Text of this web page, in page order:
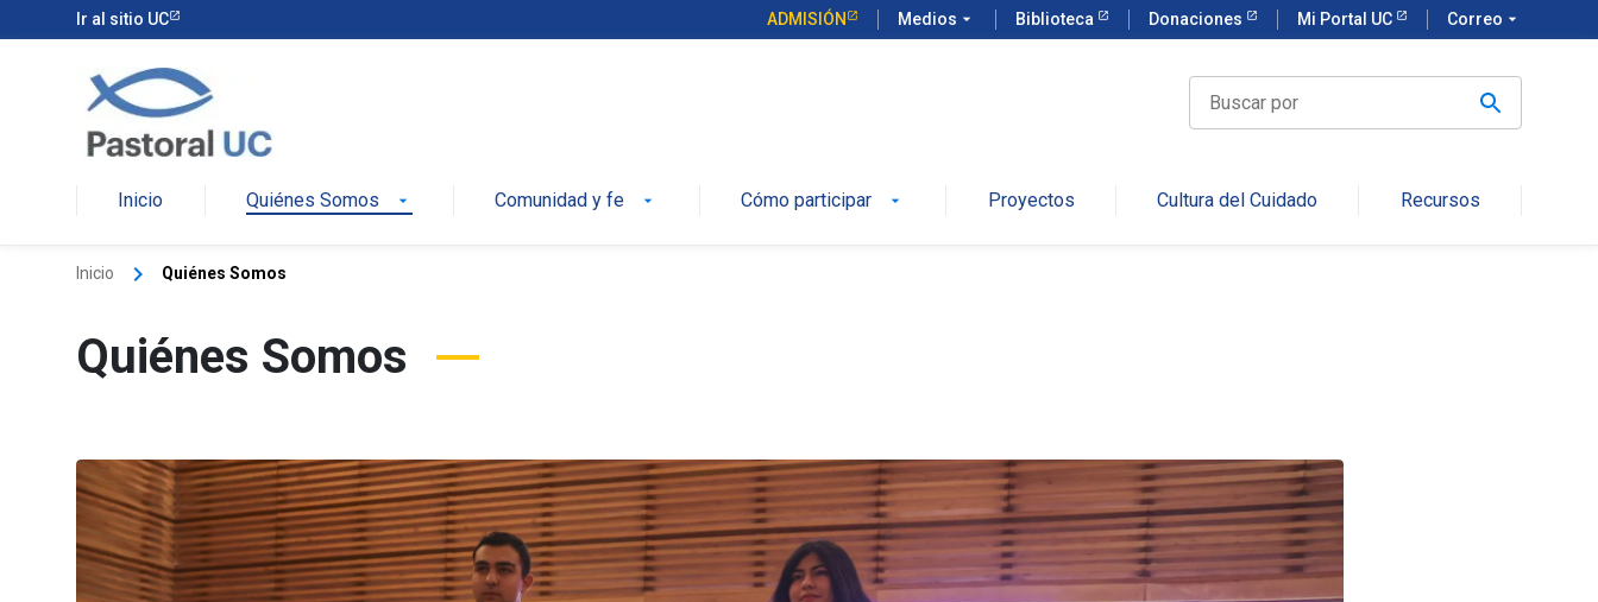
Ir al sitio UC ADMISIÓN Medios arrow_drop_down Biblioteca Donaciones Mi Portal UC Correo arrow_drop_down
por
Inicio Quiénes Somos arrow_drop_down Comunidad y fe arrow_drop_down Cómo participar arrow_drop_down Proyectos Cultura del Cuidado Recursos
Inicio keyboard_arrow_right Quiénes Somos
Quiénes Somos